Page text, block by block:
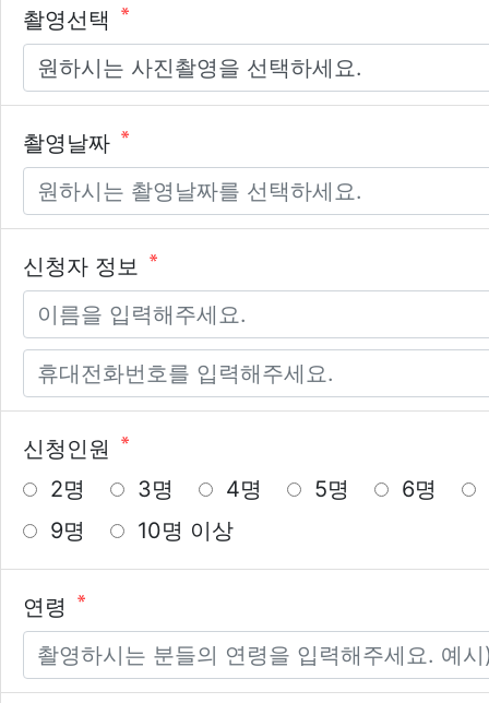
촬영선택 필수
촬영날짜필수
신청자 정보 필수
신청인원 필수
2명
3명 4명 5명 6명
9명
10명 이상
연령 필수